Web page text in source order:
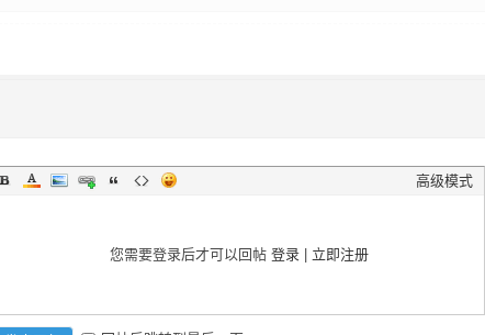
高级模式
您需要登录后才可以回帖 登录| 立即注册